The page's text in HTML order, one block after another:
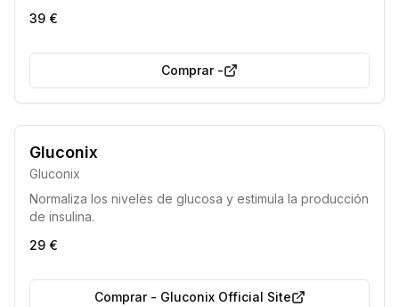
diabetes y la mejora del metabolismo.
39 €
Comprar-
Gluconix
Gluconix
Normaliza los niveles de glucosa y estimula la producción
de insulina.
29 €
Comprar- Gluconix Official Site